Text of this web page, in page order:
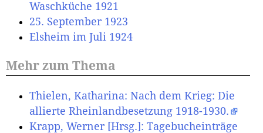
Waschküche 1921
25. September 1923
Elsheim im Juli 1924
Mehr zum Thema
Thielen, Katharina: Nach dem Krieg: Die
allierte Rheinlandbesetzung 1918-1930.
Krapp, Werner [Hrsg.]: Tagebucheinträge